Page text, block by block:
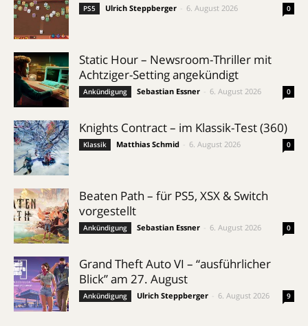
PS5 Ulrich Steppberger 6. August 2026 0
Static Hour – Newsroom-Thriller mit
Achtziger-Setting angekündigt
Ankündigung Sebastian Essner 6. August 2026 0
Knights Contract – im Klassik-Test (360)
Klassik Matthias Schmid 6. August 2026 0
Beaten Path – für PS5, XSX & Switch
vorgestellt
Ankündigung Sebastian Essner 6. August 2026 0
Grand Theft Auto VI – “ausführlicher
Blick” am 27. August
Ankündigung Ulrich Steppberger 6. August 2026 9